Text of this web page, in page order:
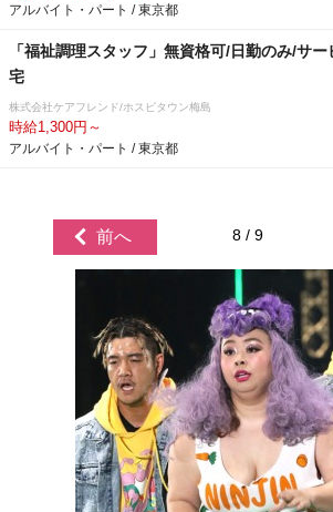
アルバイト・パート / 東京都
「福祉調理スタッフ」無資格可/日勤のみ/サ
宅
株式会社ケアフレンド/ホスピタウン梅島
時給1,300円～
アルバイト・パート / 東京都
前へ 8 / 9